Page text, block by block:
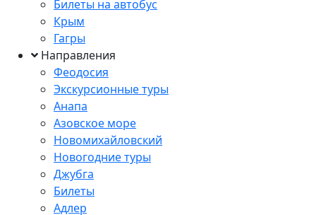
Билеты на автобус
Крым
Гагры
Направления
Феодосия
Экскурсионные туры
Анапа
Азовское море
Новомихайловский
Новогодние туры
Джубга
Билеты
Адлер